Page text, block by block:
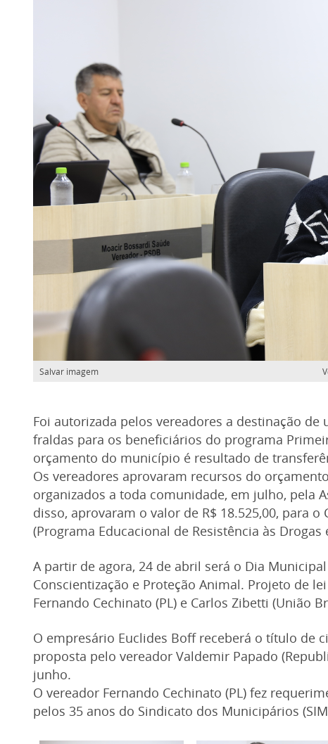
Salvar imagem
Foi autorizada pelos vereadores a destinação
fraldas para os beneficiários do programa
orçamento do município é resultado de
Os vereadores aprovaram recursos do
organizados a toda comunidade, em julho, pela
disso, aprovaram o valor de R$ 18.525,00, para
(Programa Educacional de Resistência às Drogas
A partir de agora, 24 de abril será o Dia
Conscientização e Proteção Animal. Projeto de
Fernando Cechinato (PL) e Carlos Zibetti (União
O empresário Euclides Boff receberá o título de
proposta pelo vereador Valdemir Papado
junho.
O vereador Fernando Cechinato (PL) fez
pelos 35 anos do Sindicato dos Municipários